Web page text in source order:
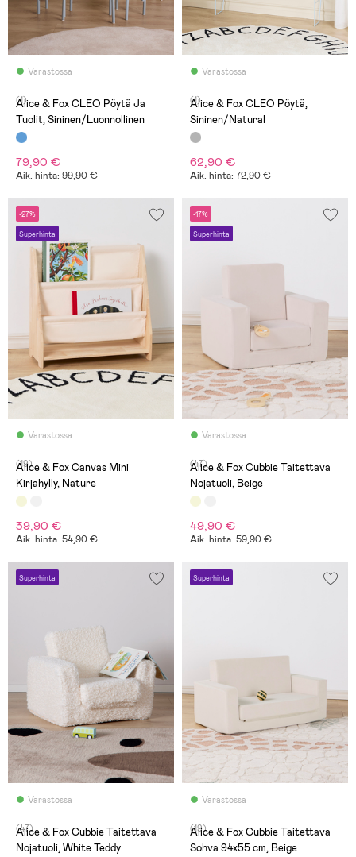
Varastossa
(1)
Alice & Fox CLEO Pöytä Ja
Tuolit, Sininen/Luonnollinen
79,90 €
Aik. hinta: 99,90 €
Varastossa
(1)
Alice & Fox CLEO Pöytä,
Sininen/Natural
62,90 €
Aik. hinta: 72,90 €
-27%
Superhinta
Varastossa
(19)
Alice & Fox Canvas Mini
Kirjahylly, Nature
39,90 €
Aik. hinta: 54,90 €
-17%
Superhinta
Varastossa
(47)
Alice & Fox Cubbie Taitettava
Nojatuoli, Beige
49,90 €
Aik. hinta: 59,90 €
Superhinta
Varastossa
(47)
Alice & Fox Cubbie Taitettava
Nojatuoli, White Teddy
Superhinta
Varastossa
(19)
Alice & Fox Cubbie Taitettava
Sohva 94x55 cm, Beige